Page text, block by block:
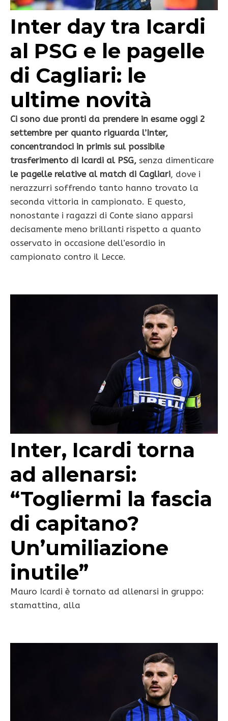
Inter day tra Icardi
al PSG e le pagelle
di Cagliari: le
ultime novità
Ci sono due pronti da prendere in esame oggi 2
settembre per quanto riguarda l’Inter,
concentrandoci in primis sul possibile
trasferimento di Icardi al PSG, senza dimenticare
le pagelle relative al match di Cagliari, dove i
nerazzurri soffrendo tanto hanno trovato la
seconda vittoria in campionato. E questo,
nonostante i ragazzi di Conte siano apparsi
decisamente meno brillanti rispetto a quanto
osservato in occasione dell’esordio in
campionato contro il Lecce.
Inter, Icardi torna
ad allenarsi:
“Togliermi la fascia
di capitano?
Un’umiliazione
inutile”
Mauro Icardi è tornato ad allenarsi in gruppo:
stamattina, alla